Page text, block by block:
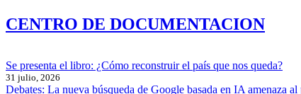
CENTRO DE DOCUMENTACION
Se presenta el libro: ¿Cómo reconstruir el país que nos queda?
31 julio, 2026
Debates: La nueva búsqueda de Google basada en IA amenaza